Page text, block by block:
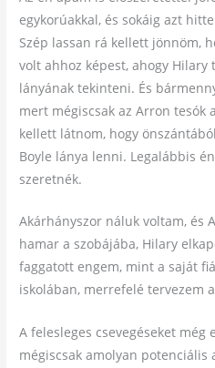
egykorúakkal, és sokáig azt
Szép lassan rá kellett jönnöm,
volt ahhoz képest, ahogy
lányának tekinteni. És
mert mégiscsak az Arron tesók
kellett látnom, hogy
Boyle lánya lenni. Legalábbis
szeretnék.
Akárhányszor náluk voltam, és
hamar a szobájába, Hilary
faggatott engem, mint a saját
iskolában, merrefelé tervezem
A felesleges csevegéseket még
mégiscsak amolyan potenciális